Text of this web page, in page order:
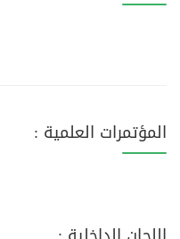
المؤتمرات العلمية :